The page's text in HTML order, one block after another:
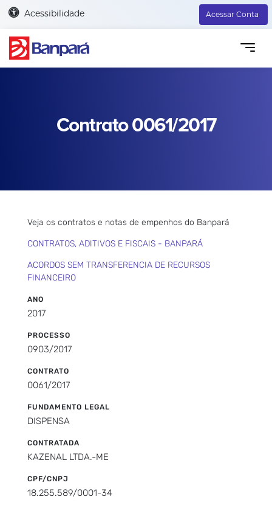
Acessibilidade Acessar Conta
Contrato 0061/2017
Veja os contratos e notas de empenhos do Banpará
CONTRATOS, ADITIVOS E FISCAIS - BANPARÁ
ACORDOS SEM TRANSFERENCIA DE RECURSOS
FINANCEIRO
ANO
2017
PROCESSO
0903/2017
CONTRATO
0061/2017
FUNDAMENTO LEGAL
DISPENSA
CONTRATADA
KAZENAL LTDA.-ME
CPF/CNPJ
18.255.589/0001-34